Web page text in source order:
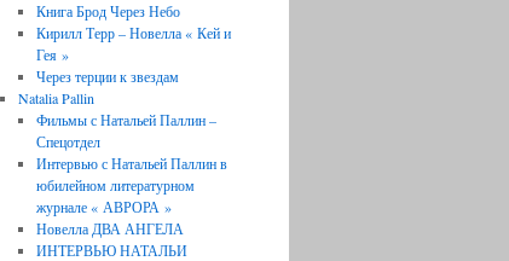
Книга Брод Через Небо
Кирилл Терр – Новелла « Кей и
Гея »
Через терции к звездам
Natalia Pallin
Фильмы с Натальей Паллин –
Спецотдел
Интервью с Натальей Паллин в
юбилейном литературном
журнале « АВРОРА »
Новелла ДВА АНГЕЛА
ИНТЕРВЬЮ НАТАЛЬИ